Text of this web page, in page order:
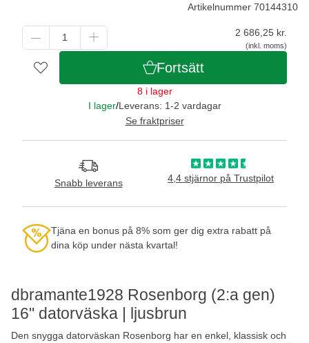
dbramante1928 Rosenborg (2:a gen)
16" datorväska | ljusbrun
Den snygga datorväskan Rosenborg har en enkel, klassisk och
Artikelnummer 70144310
2 686,25 kr.
(inkl. moms)
Fortsätt
8 i lager
I lager/Leverans: 1-2 vardagar
Se fraktpriser
Snabb leverans 4,4 stjärnor på Trustpilot
Tjäna en bonus på 8% som ger dig extra rabatt på
dina köp under nästa kvartal!